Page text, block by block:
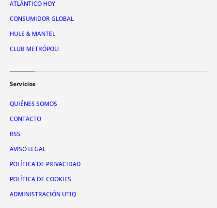
ATLÁNTICO HOY
CONSUMIDOR GLOBAL
HULE & MANTEL
CLUB METRÓPOLI
Servicios
QUIÉNES SOMOS
CONTACTO
RSS
AVISO LEGAL
POLÍTICA DE PRIVACIDAD
POLÍTICA DE COOKIES
ADMINISTRACIÓN UTIQ